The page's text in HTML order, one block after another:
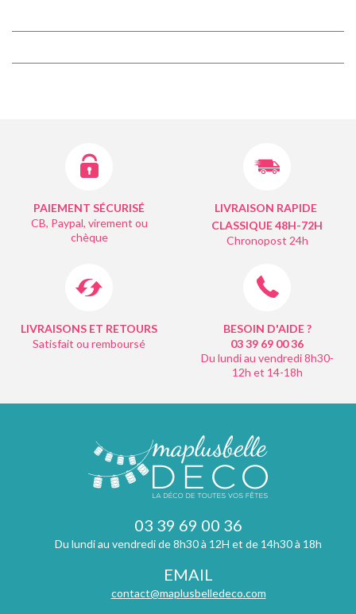
PAIEMENT SÉCURISÉ
CB, Paypal, virement ou
chèque
LIVRAISON RAPIDE
CLASSIQUE 48H-72H
Chronopost 24h
LIVRAISONS ET RETOURS
Satisfait ou remboursé
BESOIN D'AIDE ?
03 39 69 0036
Du lundi au vendredi 8h30-
12h et 14-18h
03 39 69 00 36
Du lundi au vendredi de 8h30 à 12H et de 14h30 à 18h
EMAIL
contact@maplusbelledeco.com